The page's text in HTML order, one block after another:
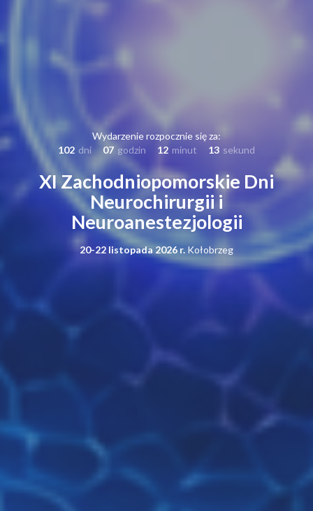
Wydarzenie rozpocznie się za:
102 dni 07 godzin 12 minut 12 sekund
XI Zachodniopomorskie Dni
Neurochirurgii i
Neuroanestezjologii
20-22 listopada 2026 r. Kołobrzeg